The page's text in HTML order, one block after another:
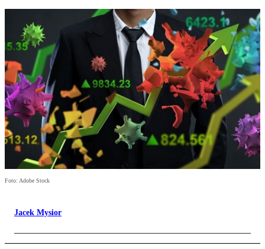
Foto: Adobe Stock
Jacek Mysior